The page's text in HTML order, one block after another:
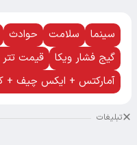
سینما سلامت حوادث
گیج فشار ویکا
قیمت تتر
آمارکتس + ایکس چیف +
تبلیغات